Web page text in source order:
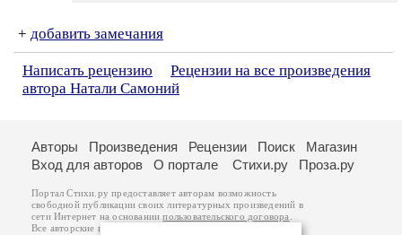
+ добавить замечания
Написать рецензию
Рецензии на все произведения
автора Натали Самоний
Авторы Произведения Рецензии Поиск
Магазин
Вход для авторов
О портале Стихи.ру Проза.ру
Портал Стихи.ру предоставляет авторам возможность
свободной публикации своих литературных произведений в
сети Интернет на основаниипользовательского договора
Все авторские права на произведения принадлежат авторам